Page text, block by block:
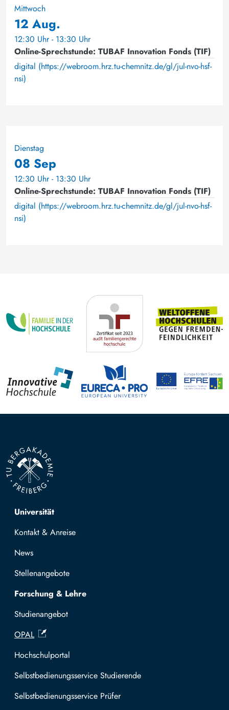
Mittwoch
12 Aug.
12:30 Uhr - 13:30 Uhr
Online-Sprechstunde: TUBAF Innovation Fonds (TIF)
digital (https://webroom.hrz.tu-chemnitz.de/gl/jul-nvo-hsf-
nsi)
Dienstag
08 Sep
12:30 Uhr - 13:30 Uhr
Online-Sprechstunde: TUBAF Innovation Fonds (TIF)
digital (https://webroom.hrz.tu-chemnitz.de/gl/jul-nvo-hsf-
nsi)
Top navigation
Universität
Kontakt & Anreise
News
Stellenangebote
Forschung & Lehre
Studienangebot
OPAL
Hochschulportal
Selbstbedienungsservice Studierende
Selbstbedienungsservice Prüfer